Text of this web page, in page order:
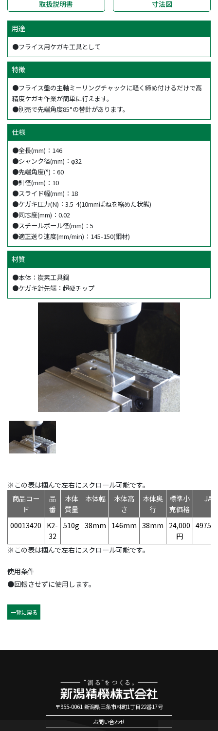
取扱説明書 寸法図
用途
●フライス用ケガキ工具として
特徴
●フライス盤の主軸ミーリングチャックに軽く締め付けるだけで高
精度ケガキ作業が簡単に行えます。
●別売で先端角度85°の替針があります。
仕様
●全長(mm)：146
●シャンク径(mm)：φ32
●先端角度(°)：60
●針径(mm)：10
●スライド幅(mm)：18
●ケガキ圧力(N)：3.5-4(10mmばねを縮めた状態)
●同芯度(mm)：0.02
●スチールボール径(mm)：5
●適正送り速度(mm/min)：145-150(鋼材)
材質
●本体：炭素工具鋼
●ケガキ針先端：超硬チップ
※この表は掴んで左右にスクロール可能です。
商品コー
ド
品
番
本体
質量
本体幅
本体高
さ
本体奥
行
標準小
売価格
00013420
K2-
32
510g 38mm 146mm 38mm
24,000
円
※この表は掴んで左右にスクロール可能です。
使用条件
●回転させずに使用します。
一覧に戻る
〒955-0061 新潟県三条市林町1丁目22番17号
お問い合わせ